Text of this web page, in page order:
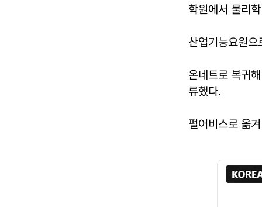
학원에서 물리
산업기능요원
온네트로 복귀
류했다.
펄어비스로 옮